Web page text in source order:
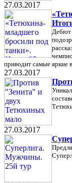
27.03.2017
Дебют
приводит самые яркие
27.03.2017
27.03.2017